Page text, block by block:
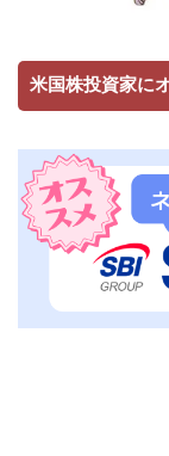
米国株投資家に